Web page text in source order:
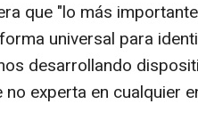
que "lo más
universal para
desarrollando
experta en cualquier